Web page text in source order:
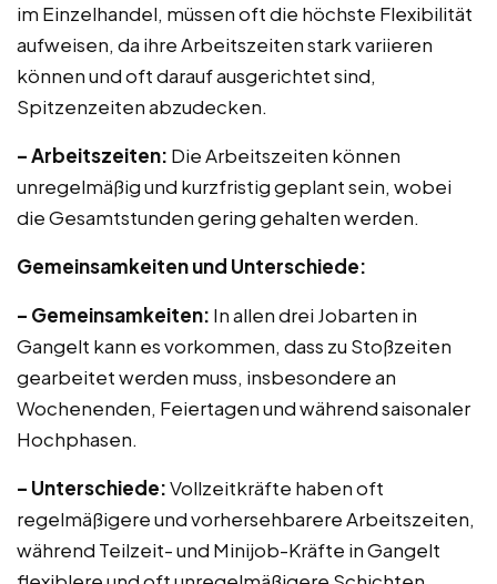
im Einzelhandel, müssen oft die höchste Flexibilität
aufweisen, da ihre Arbeitszeiten stark variieren
können und oft darauf ausgerichtet sind,
Spitzenzeiten abzudecken.
– Arbeitszeiten: Die Arbeitszeiten können
unregelmäßig und kurzfristig geplant sein, wobei
die Gesamtstunden gering gehalten werden.
Gemeinsamkeiten und Unterschiede:
– Gemeinsamkeiten: In allen drei Jobarten in
Gangelt kann es vorkommen, dass zu Stoßzeiten
gearbeitet werden muss, insbesondere an
Wochenenden, Feiertagen und während saisonaler
Hochphasen.
– Unterschiede:Vollzeitkräfte haben oft
regelmäßigere und vorhersehbarere Arbeitszeiten,
während Teilzeit- und Minijob-Kräfte in Gangelt